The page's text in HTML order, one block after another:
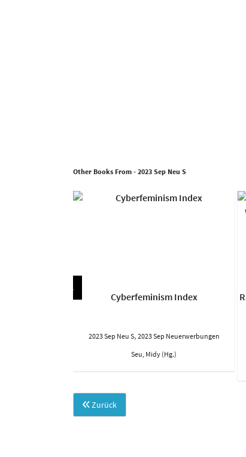
Other Books From - 2023 Sep Neu S
Cyberfeminism Index
2023 Sep Neu S, 2023 Sep Neuerwerbungen
Seu, Midy (Hg.)
Zurück